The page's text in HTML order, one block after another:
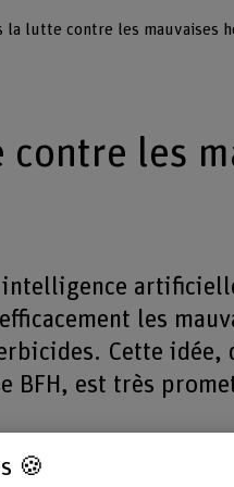
la lutte contre les mauvaises
les
intelligence
les
Cette idée,
BFH, est très
🍪